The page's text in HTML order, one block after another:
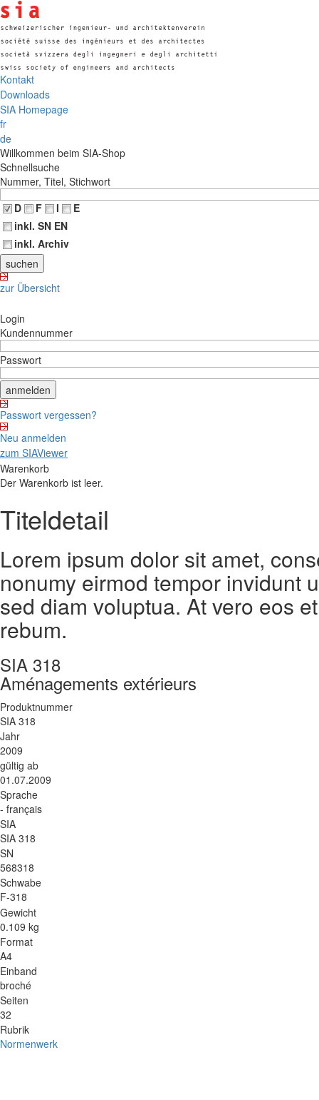
Kontakt
Downloads
SIA Homepage
fr
de
Willkommen beim SIA-Shop
Schnellsuche
Nummer, Titel, Stichwort
D
F I
E
inkl. SN EN
inkl. Archiv
zur Übersicht
Login
Kundennummer
Passwort
Passwort vergessen?
Neu anmelden
zum SIAViewer
Warenkorb
Der Warenkorb ist leer.
Titeldetail
Lorem ipsum dolor sit amet,
nonumy eirmod tempor invidunt
sed diam voluptua. At vero eos
rebum.
SIA 318
Aménagements extérieurs
Produktnummer
SIA 318
Jahr
2009
gültig ab
01.07.2009
Sprache
- français
SIA
SIA 318
SN
568318
Schwabe
F-318
Gewicht
0.109 kg
Format
A4
Einband
broché
Seiten
32
Rubrik
Normenwerk